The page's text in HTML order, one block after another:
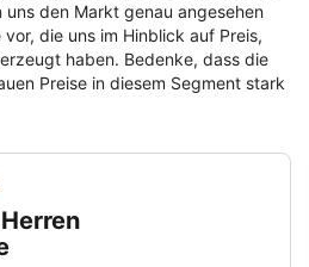
den Markt genau angesehen
die uns im Hinblick auf Preis,
haben. Bedenke, dass die
Preise in diesem Segment stark